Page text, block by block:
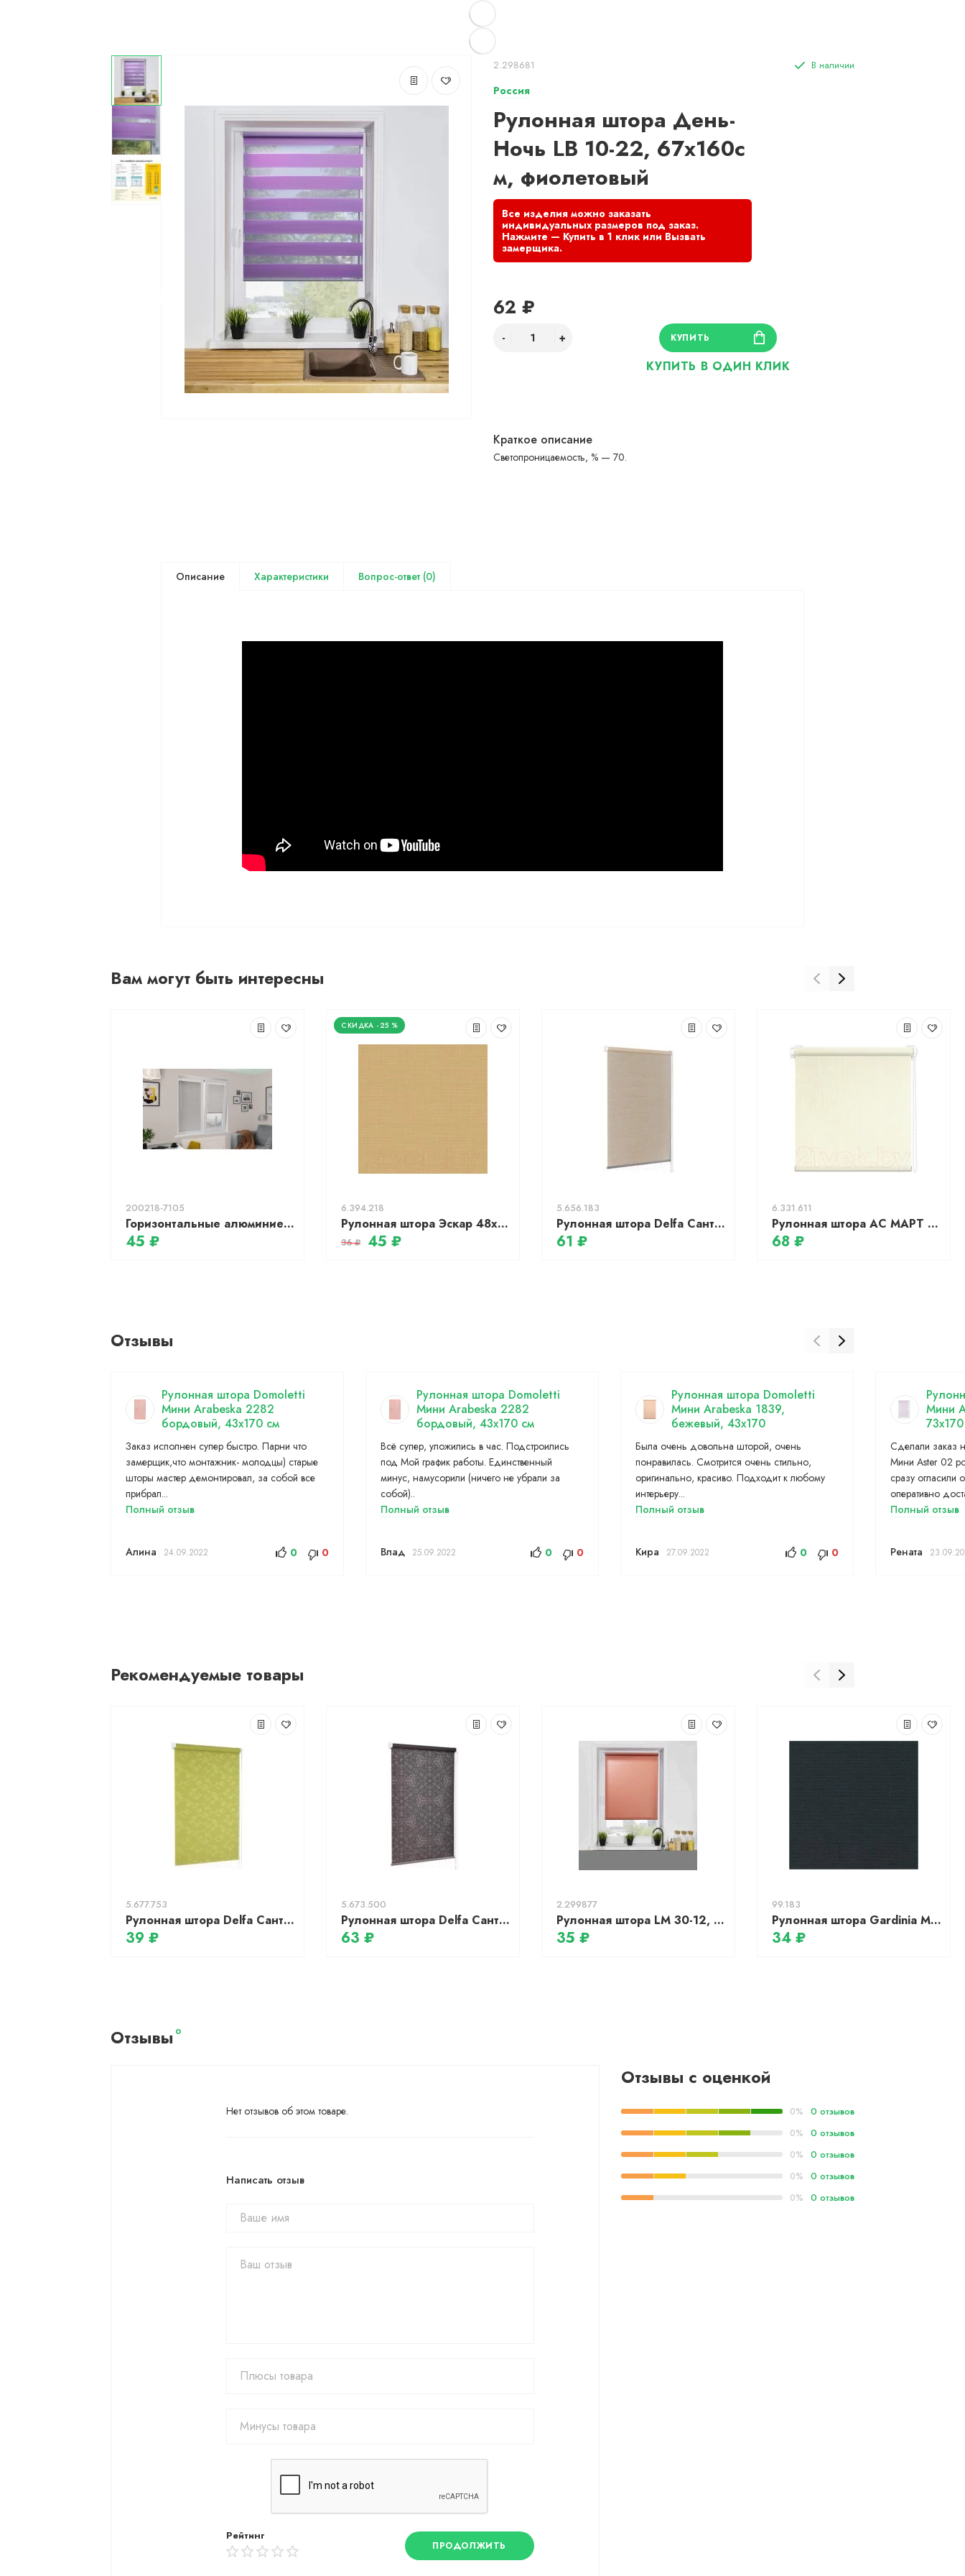
2.298681
Россия
Рулонная штора День-
Ночь LB 10-22, 67х160с
м, фиолетовый
62 ₽
Краткое описание
Светопроницаемость, % — 70.
Описание (0)
Вам могут быть интересны
200218-7105
Горизонтальные алюминиевые жалюзи 25мм, цв.№7105 Лента 25*0,18, 7105
45 ₽
-25 %
6.394.218
Рулонная штора Эскар 48x170 / 312090481701 (темно-бежевый)
36 ₽ 45 ₽
5.656.183
Рулонная штора Delfa Сантайм Премиум Colima СРШ-01МП 322303 (48x170, бежевый)
61 ₽
6.331.611
Рулонная штора АС МАРТ Бридж 72x175 (белый)
68 ₽
Отзывы
Рулонная штора Domoletti
Мини Arabeska 2282
бордовый, 43x170 см
Заказ исполнен супер быстро. Парни что
замерщик,что монтажник- молодцы) старые
шторы мастер демонтировал, за собой все
прибрал...
Полный отзыв
Алина 24.09.2022 0 0
Рулонная штора Domoletti
Мини Arabeska 2282
бордовый, 43x170 см
Всё супер, уложились в час. Подстроились
под Мой график работы. Единственный
минус, намусорили (ничего не убрали за
собой)..
Полный отзыв
Влад 25.09.2022 0 0
Рулонная штора Domoletti
Мини Arabeska 1839,
бежевый, 43x170
Была очень довольна шторой, очень
понравилась. Смотрится очень стильно,
оригинально, красиво. Подходит к любому
интерьеру...
Полный отзыв
Кира 27.09.2022 0 0
Мини
Сделали заказ
Мини Aster 02
сразу огласили
оперативно
Полный отзыв
Рената
Рекомендуемые товары
5.677.753
Рулонная штора Delfa Сантайм Жаккард Версаль СРШ-01М 8705 (34x170, зеленый)
39 ₽
5.673.500
Рулонная штора Delfa Сантайм Металлик Принт СРШ-01МП 3592 (43x170, шоколад)
63 ₽
2.299877
Рулонная штора LM 30-12, 67х160см, кораловый
35 ₽
99.183
Рулонная штора Gardinia М Термо 906 (42.5x150)
34 ₽
Отзывы 0
Нет отзывов об этом товаре.
Написать отзыв
Рейтинг
ПРОДОЛЖИТЬ
Отзывы с оценкой
0% 0 отзывов
0% 0 отзывов
0% 0 отзывов
0% 0 отзывов
0% 0 отзывов